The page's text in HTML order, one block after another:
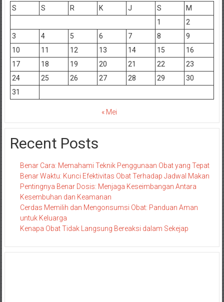
S
S R K J S
M
1
2
3
4 5 6 7 8
9
10
11 12 13 14 15
16
17
18 19 20 21 22
23
24
25 26 27 28 29
30
31
« Mei
Recent Posts
Benar Cara: Memahami Teknik Penggunaan Obat yang Tepat
Benar Waktu: Kunci Efektivitas Obat Terhadap Jadwal Makan
Pentingnya Benar Dosis: Menjaga Keseimbangan Antara
Kesembuhan dan Keamanan
Cerdas Memilih dan Mengonsumsi Obat: Panduan Aman
untuk Keluarga
Kenapa Obat Tidak Langsung Bereaksi dalam Sekejap